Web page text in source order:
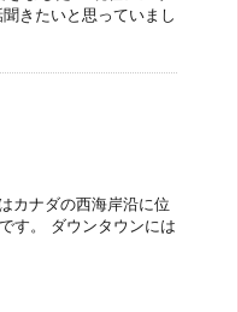
きたいと思っていまし
ナダの西海岸沿に位
す。 ダウンタウンには